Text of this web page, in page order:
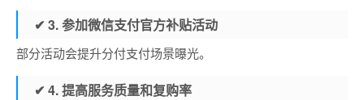
✔ 3. 参加微信支付官方补贴活动
部分活动会提升分付支付场景曝光。
✔ 4. 提高服务质量和复购率